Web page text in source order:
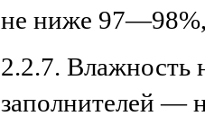
не ниже
2.2.7. Влажность
заполнителей —